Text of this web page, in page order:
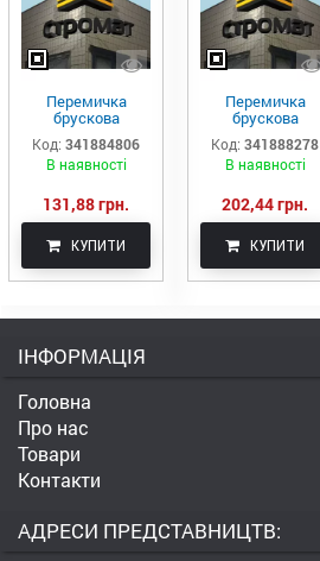
Перемичка
брускова
монолітна 3ПБ
13-37-п
Код: 341884806
В наявності
131,88 грн.
КУПИТИ
Перемичка
брускова
монолітна 3ПБ
25-8-п
Код: 341888278
В наявності
202,44 грн.
КУПИТИ
ІНФОРМАЦІЯ
Головна
Про нас
Товари
Контакти
АДРЕСИ ПРЕДСТАВНИЦТВ: